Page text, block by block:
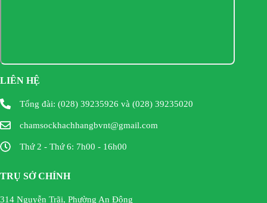
LIÊN HỆ
Tổng đài: (028) 39235926 và (028) 39235020
chamsockhachhangbvnt@gmail.com
Thứ 2 - Thứ 6: 7h00 - 16h00
TRỤ SỞ CHÍNH
314 Nguyễn Trãi, Phường An Đông